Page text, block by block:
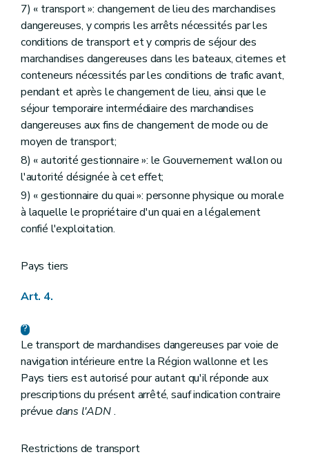
7) « transport »: changement de lieu des marchandises
dangereuses, y compris les arrêts nécessités par les
conditions de transport et y compris de séjour des
marchandises dangereuses dans les bateaux, citernes et
conteneurs nécessités par les conditions de trafic avant,
pendant et après le changement de lieu, ainsi que le
séjour temporaire intermédiaire des marchandises
dangereuses aux fins de changement de mode ou de
moyen de transport;
8) « autorité gestionnaire »: le Gouvernement wallon ou
l'autorité désignée à cet effet;
9) « gestionnaire du quai »: personne physique ou morale
à laquelle le propriétaire d'un quai en a légalement
confié l'exploitation.
Pays tiers
Art. 4.
Le transport de marchandises dangereuses par voie de
navigation intérieure entre la Région wallonne et les
Pays tiers est autorisé pour autant qu'il réponde aux
prescriptions du présent arrêté, sauf indication contraire
prévue dans l'ADN.
Restrictions de transport